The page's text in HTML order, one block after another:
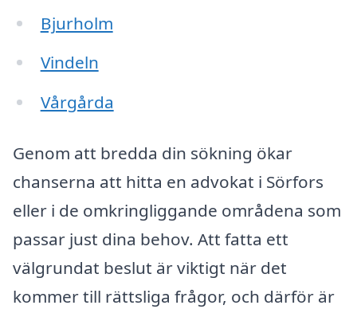
Bjurholm
Vindeln
Vårgårda
Genom att bredda din sökning ökar
chanserna att hitta en advokat i Sörfors
eller i de omkringliggande områdena som
passar just dina behov. Att fatta ett
välgrundat beslut är viktigt när det
kommer till rättsliga frågor, och därför är